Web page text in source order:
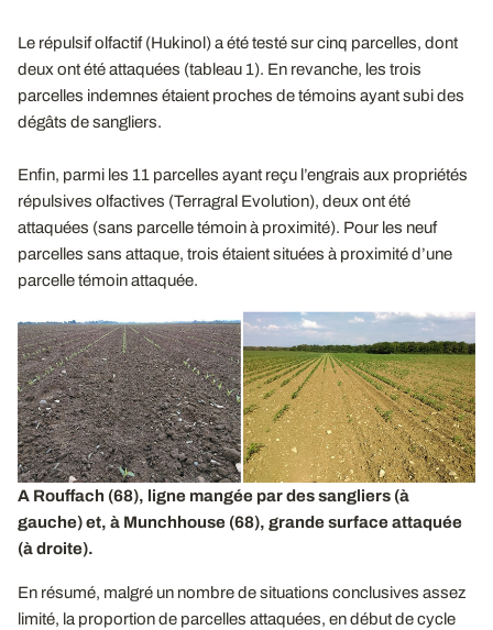
Le répulsif olfactif (Hukinol) a été testé sur cinq parcelles, dont
deux ont été attaquées (tableau 1). En revanche, les trois
parcelles indemnes étaient proches de témoins ayant subi des
dégâts de sangliers.
Enfin, parmi les 11 parcelles ayant reçu l’engrais aux propriétés
répulsives olfactives (Terragral Evolution), deux ont été
attaquées (sans parcelle témoin à proximité). Pour les neuf
parcelles sans attaque, trois étaient situées à proximité d’une
parcelle témoin attaquée.
A Rouffach (68), ligne mangée par des sangliers (à
gauche) et, à Munchhouse (68), grande surface attaquée
(à droite).
En résumé, malgré un nombre de situations conclusives assez
limité, la proportion de parcelles attaquées, en début de cycle